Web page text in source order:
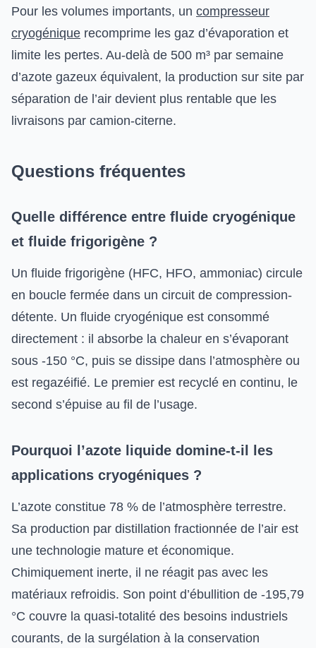
Pour les volumes importants, un compresseur
cryogénique recomprime les gaz d’évaporation et
limite les pertes. Au-delà de 500 m³ par semaine
d’azote gazeux équivalent, la production sur site par
séparation de l’air devient plus rentable que les
livraisons par camion-citerne.
Questions fréquentes
Quelle différence entre fluide cryogénique
et fluide frigorigène ?
Un fluide frigorigène (HFC, HFO, ammoniac) circule
en boucle fermée dans un circuit de compression-
détente. Un fluide cryogénique est consommé
directement : il absorbe la chaleur en s’évaporant
sous -150 °C, puis se dissipe dans l’atmosphère ou
est regazéifié. Le premier est recyclé en continu, le
second s’épuise au fil de l’usage.
Pourquoi l’azote liquide domine-t-il les
applications cryogéniques ?
L’azote constitue 78 % de l’atmosphère terrestre.
Sa production par distillation fractionnée de l’air est
une technologie mature et économique.
Chimiquement inerte, il ne réagit pas avec les
matériaux refroidis. Son point d’ébullition de -195,79
°C couvre la quasi-totalité des besoins industriels
courants, de la surgélation à la conservation